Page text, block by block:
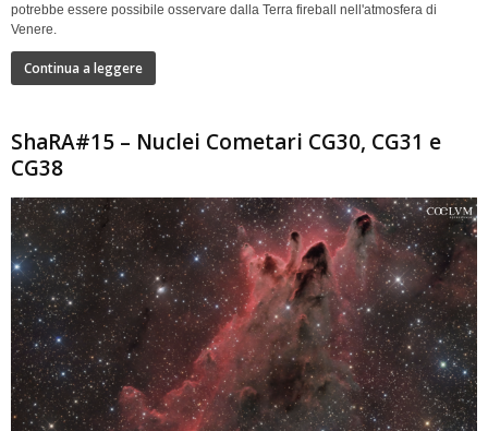
potrebbe essere possibile osservare dalla Terra fireball nell'atmosfera di
Venere.
Continua a leggere
ShaRA#15 – Nuclei Cometari CG30, CG31 e
CG38